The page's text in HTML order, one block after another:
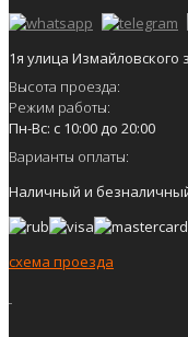
1я улица Измайловского
Высота проезда:
Режим работы:
Пн-Вс: с 10:00 до 20:00
Варианты оплаты:
Наличный и
схема проезда